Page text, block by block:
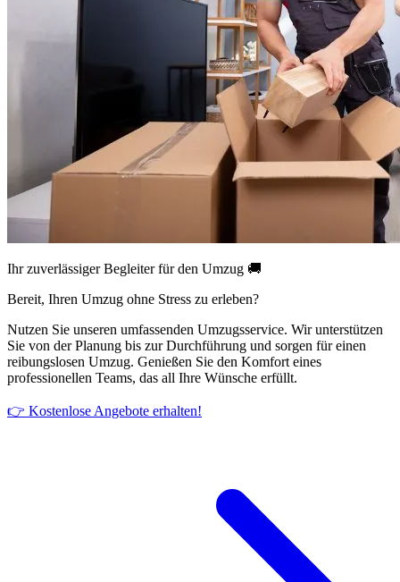
Ihr zuverlässiger Begleiter für den Umzug 🚚
Bereit, Ihren Umzug ohne Stress zu erleben?
Nutzen Sie unseren umfassenden Umzugsservice. Wir unterstützen
Sie von der Planung bis zur Durchführung und sorgen für einen
reibungslosen Umzug. Genießen Sie den Komfort eines
professionellen Teams, das all Ihre Wünsche erfüllt.
👉 Kostenlose Angebote erhalten!